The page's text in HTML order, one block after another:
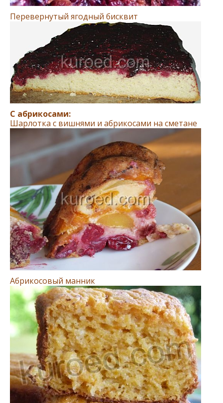
Перевернутый ягодный бисквит
С абрикосами:
Шарлотка с вишнями и абрикосами на сметане
Абрикосовый манник